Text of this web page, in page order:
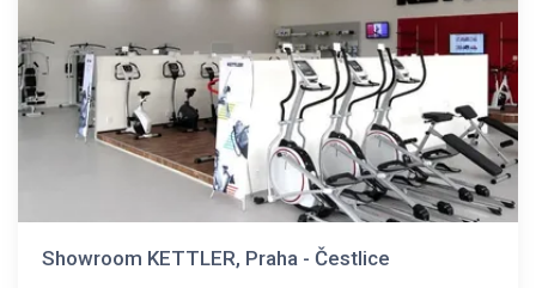
Showroom KETTLER, Praha - Čestlice